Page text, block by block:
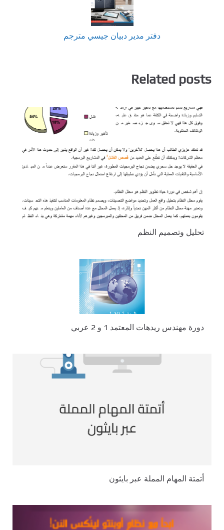
دفتر مدير دبيان جيسي مترجم
Related posts
تحليل وتصميم النظم
دورة مهندس ريدهات المعتمد 1 و 2 عربي
أتمتة المهام المملة عبر بايثون